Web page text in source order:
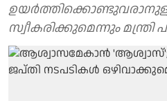
സ്വീകരിക്കുമെന്നും